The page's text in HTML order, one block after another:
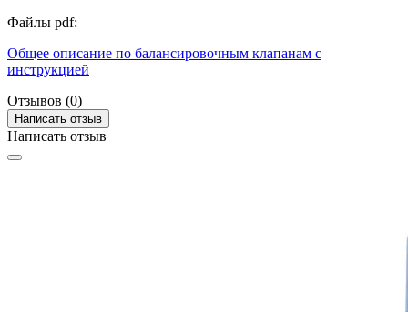
Файлы pdf:
Общее описание по балансировочным клапанам с
инструкцией
Отзывов (0)
Написать отзыв
Написать отзыв